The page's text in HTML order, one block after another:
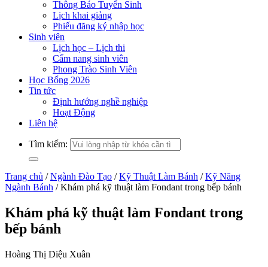
Thông Báo Tuyển Sinh
Lịch khai giảng
Phiếu đăng ký nhập học
Sinh viên
Lịch học – Lịch thi
Cẩm nang sinh viên
Phong Trào Sinh Viên
Học Bổng 2026
Tin tức
Định hướng nghề nghiệp
Hoạt Động
Liên hệ
Tìm kiếm:
Trang chủ / Ngành Đào Tạo / Kỹ Thuật Làm Bánh / Kỹ Năng
Ngành Bánh / Khám phá kỹ thuật làm Fondant trong bếp bánh
Khám phá kỹ thuật làm Fondant trong
bếp bánh
Hoàng Thị Diệu Xuân